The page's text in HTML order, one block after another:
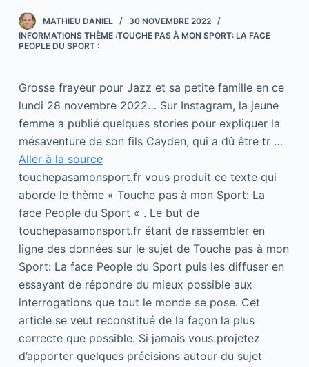
u
MATHIEU DANIEL
30 NOVEMBRE 2022
INFORMATIONS THÈME :TOUCHE PAS À MON SPORT: LA FACE
PEOPLE DU SPORT :
Grosse frayeur pour Jazz et sa petite famille en ce
lundi 28 novembre 2022… Sur Instagram, la jeune
femme a publié quelques stories pour expliquer la
mésaventure de son fils Cayden, qui a dû être tr …
Aller à la source
touchepasamonsport.fr vous produit ce texte qui
aborde le thème « Touche pas à mon Sport: La
face People du Sport « . Le but de
touchepasamonsport.fr étant de rassembler en
ligne des données sur le sujet de Touche pas à mon
Sport: La face People du Sport puis les diffuser en
essayant de répondre du mieux possible aux
interrogations que tout le monde se pose. Cet
article se veut reconstitué de la façon la plus
correcte que possible. Si jamais vous projetez
d’apporter quelques précisions autour du sujet